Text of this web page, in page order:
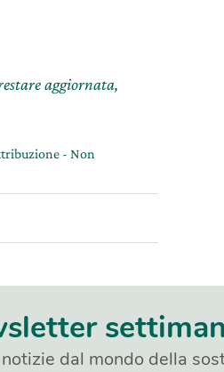
aggiornata,
- Non
dal mondo della